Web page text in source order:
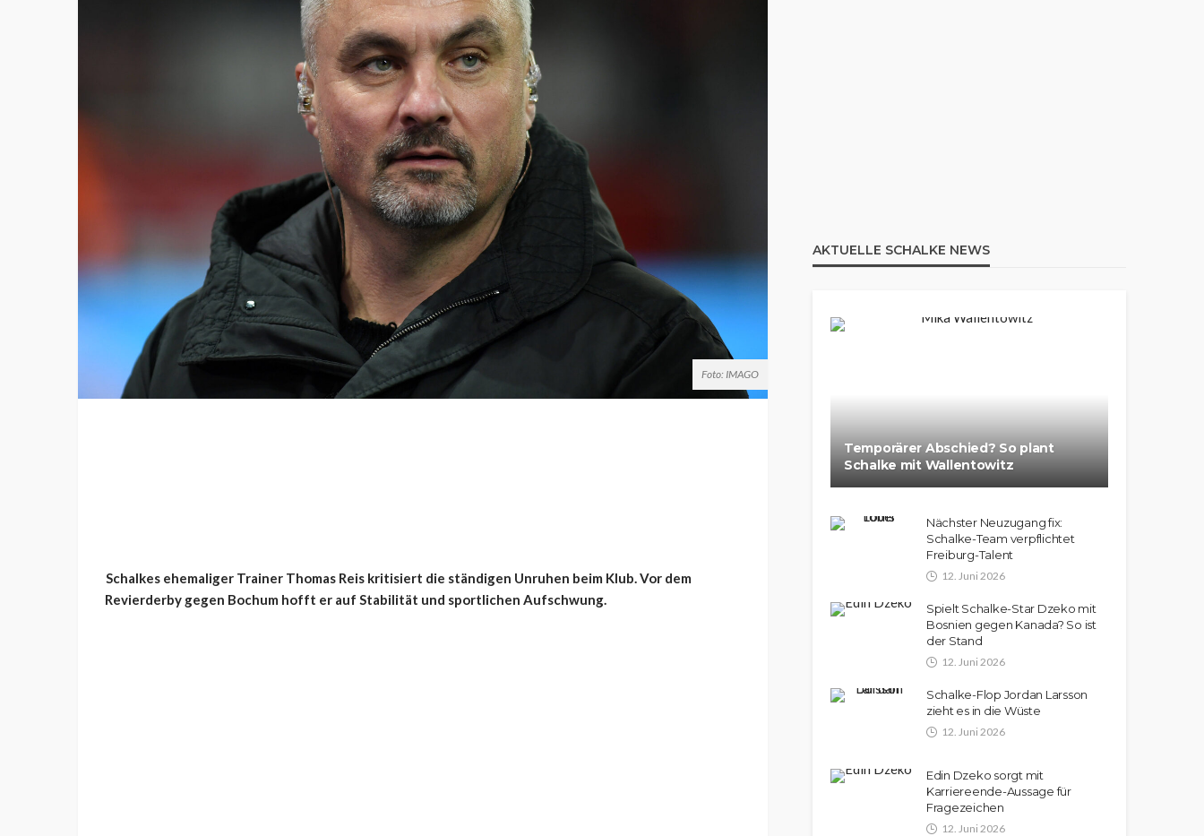
Foto: IMAGO
Schalkes ehemaliger Trainer Thomas Reis kritisiert die ständigen Unruhen beim Klub. Vor dem
Revierderby gegen Bochum hofft er auf Stabilität und sportlichen Aufschwung.
AKTUELLE SCHALKE NEWS
Temporärer Abschied? So plant
Schalke mit Wallentowitz
Nächster Neuzugang fix:
Schalke-Team verpflichtet
Freiburg-Talent
12. Juni 2026
Spielt Schalke-Star Dzeko mit
Bosnien gegen Kanada? So ist
der Stand
12. Juni 2026
Schalke-Flop Jordan Larsson
zieht es in die Wüste
12. Juni 2026
Edin Dzeko sorgt mit
Karriereende-Aussage für
Fragezeichen
12. Juni 2026